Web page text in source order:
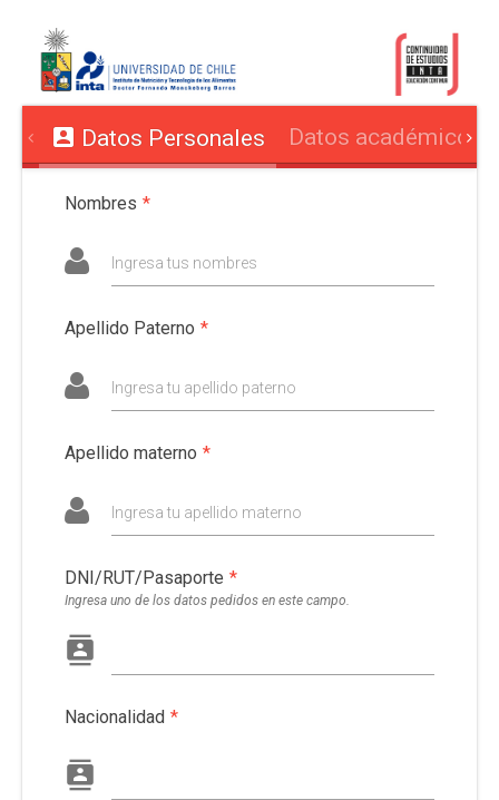
Datos Personales Datos académicos
Nombres *
Ingresa tus nombres
Apellido Paterno *
Ingresa tu apellido paterno
Apellido materno *
Ingresa tu apellido materno
DNI/RUT/Pasaporte *
Ingresa uno de los datos pedidos en este campo.
Nacionalidad *